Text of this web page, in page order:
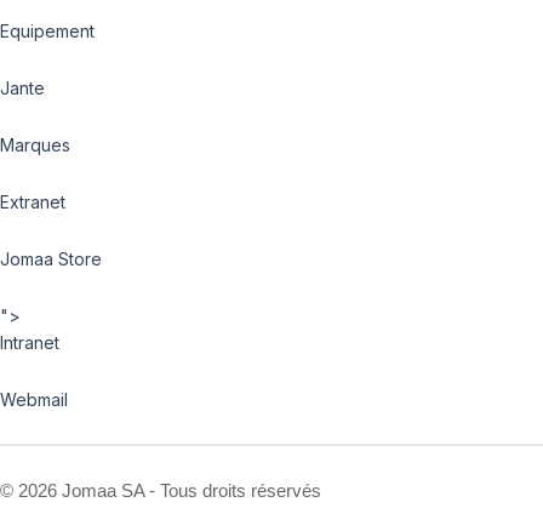
Equipement
Jante
Marques
Extranet
Jomaa Store
">
Intranet
Webmail
© 2026 Jomaa SA - Tous droits réservés